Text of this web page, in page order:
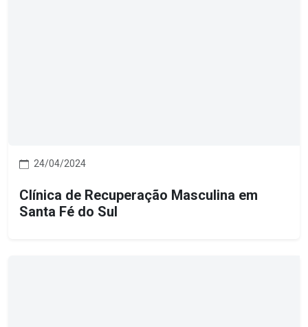
24/04/2024
Clínica de Recuperação Masculina em
Santa Fé do Sul